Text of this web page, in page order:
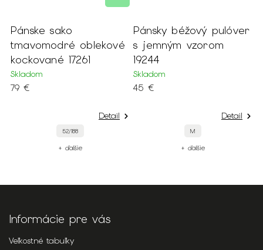
Pánske sako
tmavomodré oblekové
kockované 17261
Skladom
79 €
Detail
52/188
+ ďalšie
Pánsky béžový pulóver
s jemným vzorom
19244
Skladom
45 €
Detail
M
+ ďalšie
Informácie pre vás
Veľkostné tabuľky